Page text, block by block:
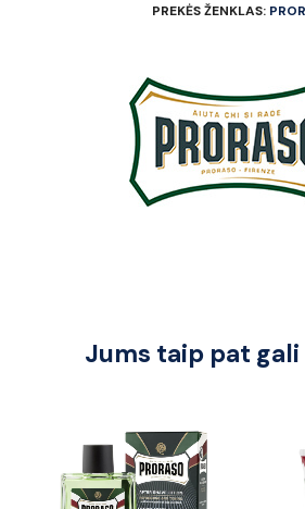
PREKĖS ŽENKLAS:
Jums taip pat